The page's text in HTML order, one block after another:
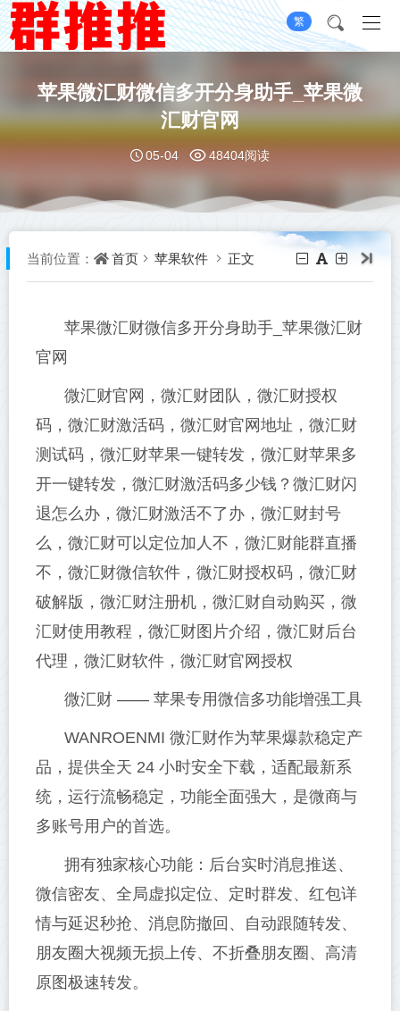
繁
苹果微汇财微信多开分身助手_苹果微
汇财官网
05-04 48404阅读
当前位置： 首页 苹果软件 正文
苹果微汇财微信多开分身助手_苹果微汇财
官网
微汇财官网，微汇财团队，微汇财授权
码，微汇财激活码，微汇财官网地址，微汇财
测试码，微汇财苹果一键转发，微汇财苹果多
开一键转发，微汇财激活码多少钱？微汇财闪
退怎么办，微汇财激活不了办，微汇财封号
么，微汇财可以定位加人不，微汇财能群直播
不，微汇财微信软件，微汇财授权码，微汇财
破解版，微汇财注册机，微汇财自动购买，微
汇财使用教程，微汇财图片介绍，微汇财后台
代理，微汇财软件，微汇财官网授权
微汇财 —— 苹果专用微信多功能增强工具
WANROENMI 微汇财作为苹果爆款稳定产
品，提供全天 24 小时安全下载，适配最新系
统，运行流畅稳定，功能全面强大，是微商与
多账号用户的首选。
拥有独家核心功能：后台实时消息推送、
微信密友、全局虚拟定位、定时群发、红包详
情与延迟秒抢、消息防撤回、自动跟随转发、
朋友圈大视频无损上传、不折叠朋友圈、高清
原图极速转发。